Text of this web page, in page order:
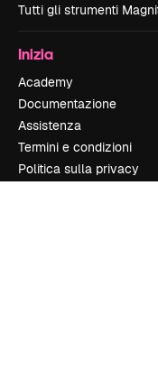
Tutti gli strumenti
Inizia
Academy
Documentazione
Assistenza
Termini e condizioni
Politica sulla privacy